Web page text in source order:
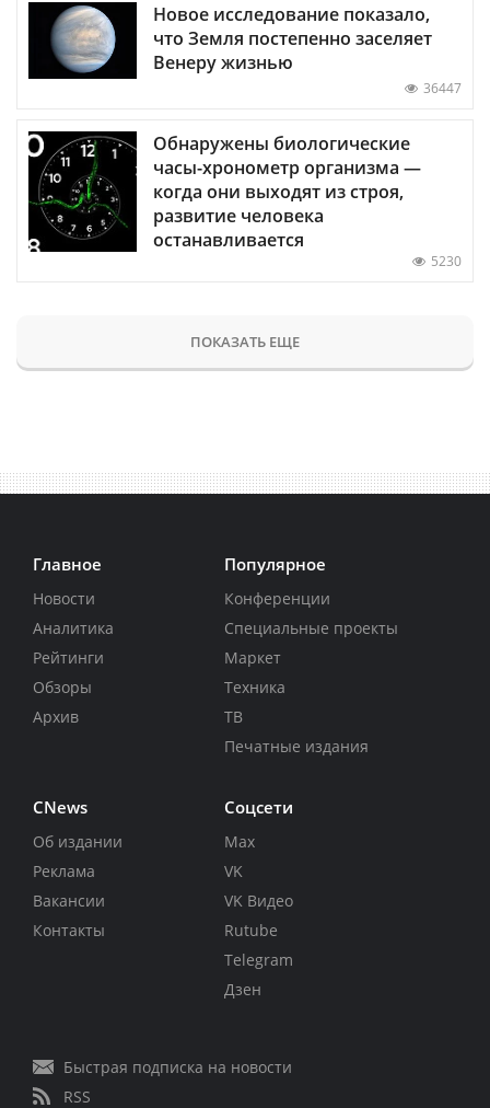
Новое исследование показало,
что Земля постепенно заселяет
Венеру жизнью
36447
Обнаружены биологические
часы-хронометр организма —
когда они выходят из строя,
развитие человека
останавливается
5230
ПОКАЗАТЬ ЕЩЕ
Главное
Новости
Аналитика
Рейтинги
Обзоры
Архив
Популярное
Конференции
Специальные проекты
Маркет
Техника
ТВ
Печатные издания
CNews
Об издании
Реклама
Вакансии
Контакты
Соцсети
Max
VK
VK Видео
Rutube
Telegram
Дзен
Быстрая подписка на новости
RSS